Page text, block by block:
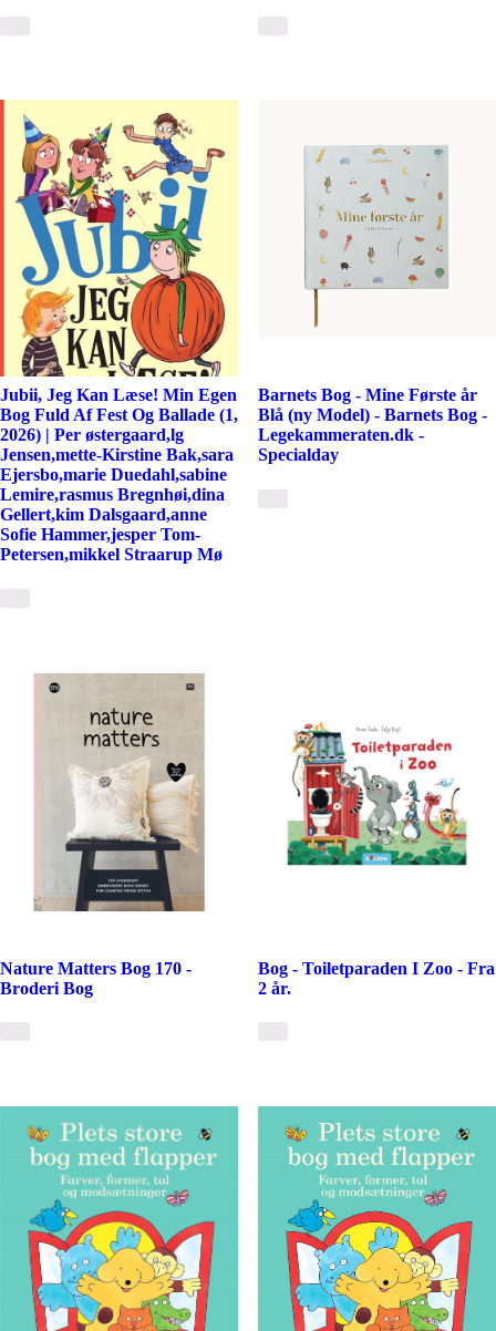
Jubii, Jeg Kan Læse! Min Egen
Bog Fuld Af Fest Og Ballade (1,
2026) | Per østergaard,lg
Jensen,mette-Kirstine Bak,sara
Ejersbo,marie Duedahl,sabine
Lemire,rasmus Bregnhøi,dina
Gellert,kim Dalsgaard,anne
Sofie Hammer,jesper Tom-
Petersen,mikkel Straarup Mø
Barnets Bog - Mine Første år
Blå (ny Model) - Barnets Bog -
Legekammeraten.dk -
Specialday
Nature Matters Bog 170 -
Broderi Bog
Bog - Toiletparaden I Zoo - Fra
2 år.